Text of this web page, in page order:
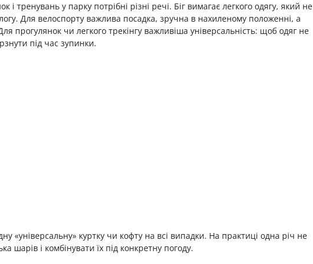
і тренувань у парку потрібні різні речі. Біг вимагає легкого одягу, який не
Для велоспорту важлива посадка, зручна в нахиленому положенні, а
прогулянок чи легкого трекінгу важливіша універсальність: щоб одяг не
під час зупинки.
«універсальну» куртку чи кофту на всі випадки. На практиці одна річ не
шарів і комбінувати їх під конкретну погоду.